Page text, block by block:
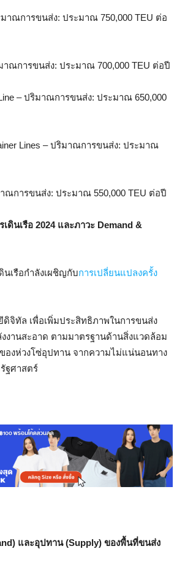
มาณการขนส่ง: ประมาณ 750,000 TEU ต่อ
าณการขนส่ง: ประมาณ 700,000 TEU ต่อปี
– ปริมาณการขนส่ง: ประมาณ 650,000
Lines – ปริมาณการขนส่ง: ประมาณ
าณการขนส่ง: ประมาณ 550,000 TEU ต่อปี
ดินเรือ 2024 และภาวะ Demand &
นเรือกำลังเผชิญกับการเปลี่ยนแปลงครั้ง
ดิจิทัล เพื่อเพิ่มประสิทธิภาพในการขนส่ง
งานสะอาด ตามมาตรฐานด้านสิ่งแวดล้อม
องห่วงโซ่อุปทาน จากความไม่แน่นอนทาง
ฐศาสตร์
และอุปทาน (Supply) ของพื้นที่ขนส่ง